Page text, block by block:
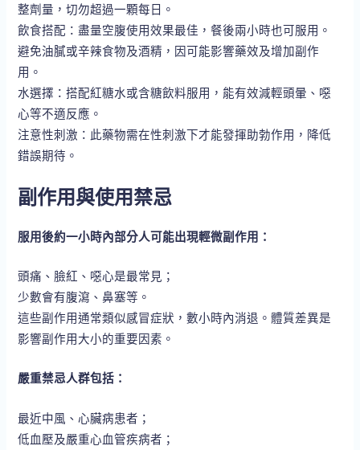
整劑量，切勿超過一顆每日。
飲食搭配：盡量空腹使用效果最佳，餐後兩小時也可服用。
避免油膩或辛辣食物及酒精，因可能影響藥效及增加副作
用。
水選擇：搭配紅糖水或含糖飲料服用，能有效減輕頭暈、噁
心等不適反應。
注意性刺激：此藥物需在性刺激下才能發揮助勃作用，降低
錯誤期待。
副作用與使用禁忌
服用後約一小時內部分人可能出現輕微副作用：
頭痛、臉紅、噁心是最常見；
少數會有腹瀉、鼻塞等。
這些副作用通常類似感冒症狀，數小時內消退。體質差異是
影響副作用大小的重要因素。
嚴重禁忌人群包括：
最近中風、心臟病患者；
低血壓及嚴重心血管疾病者；